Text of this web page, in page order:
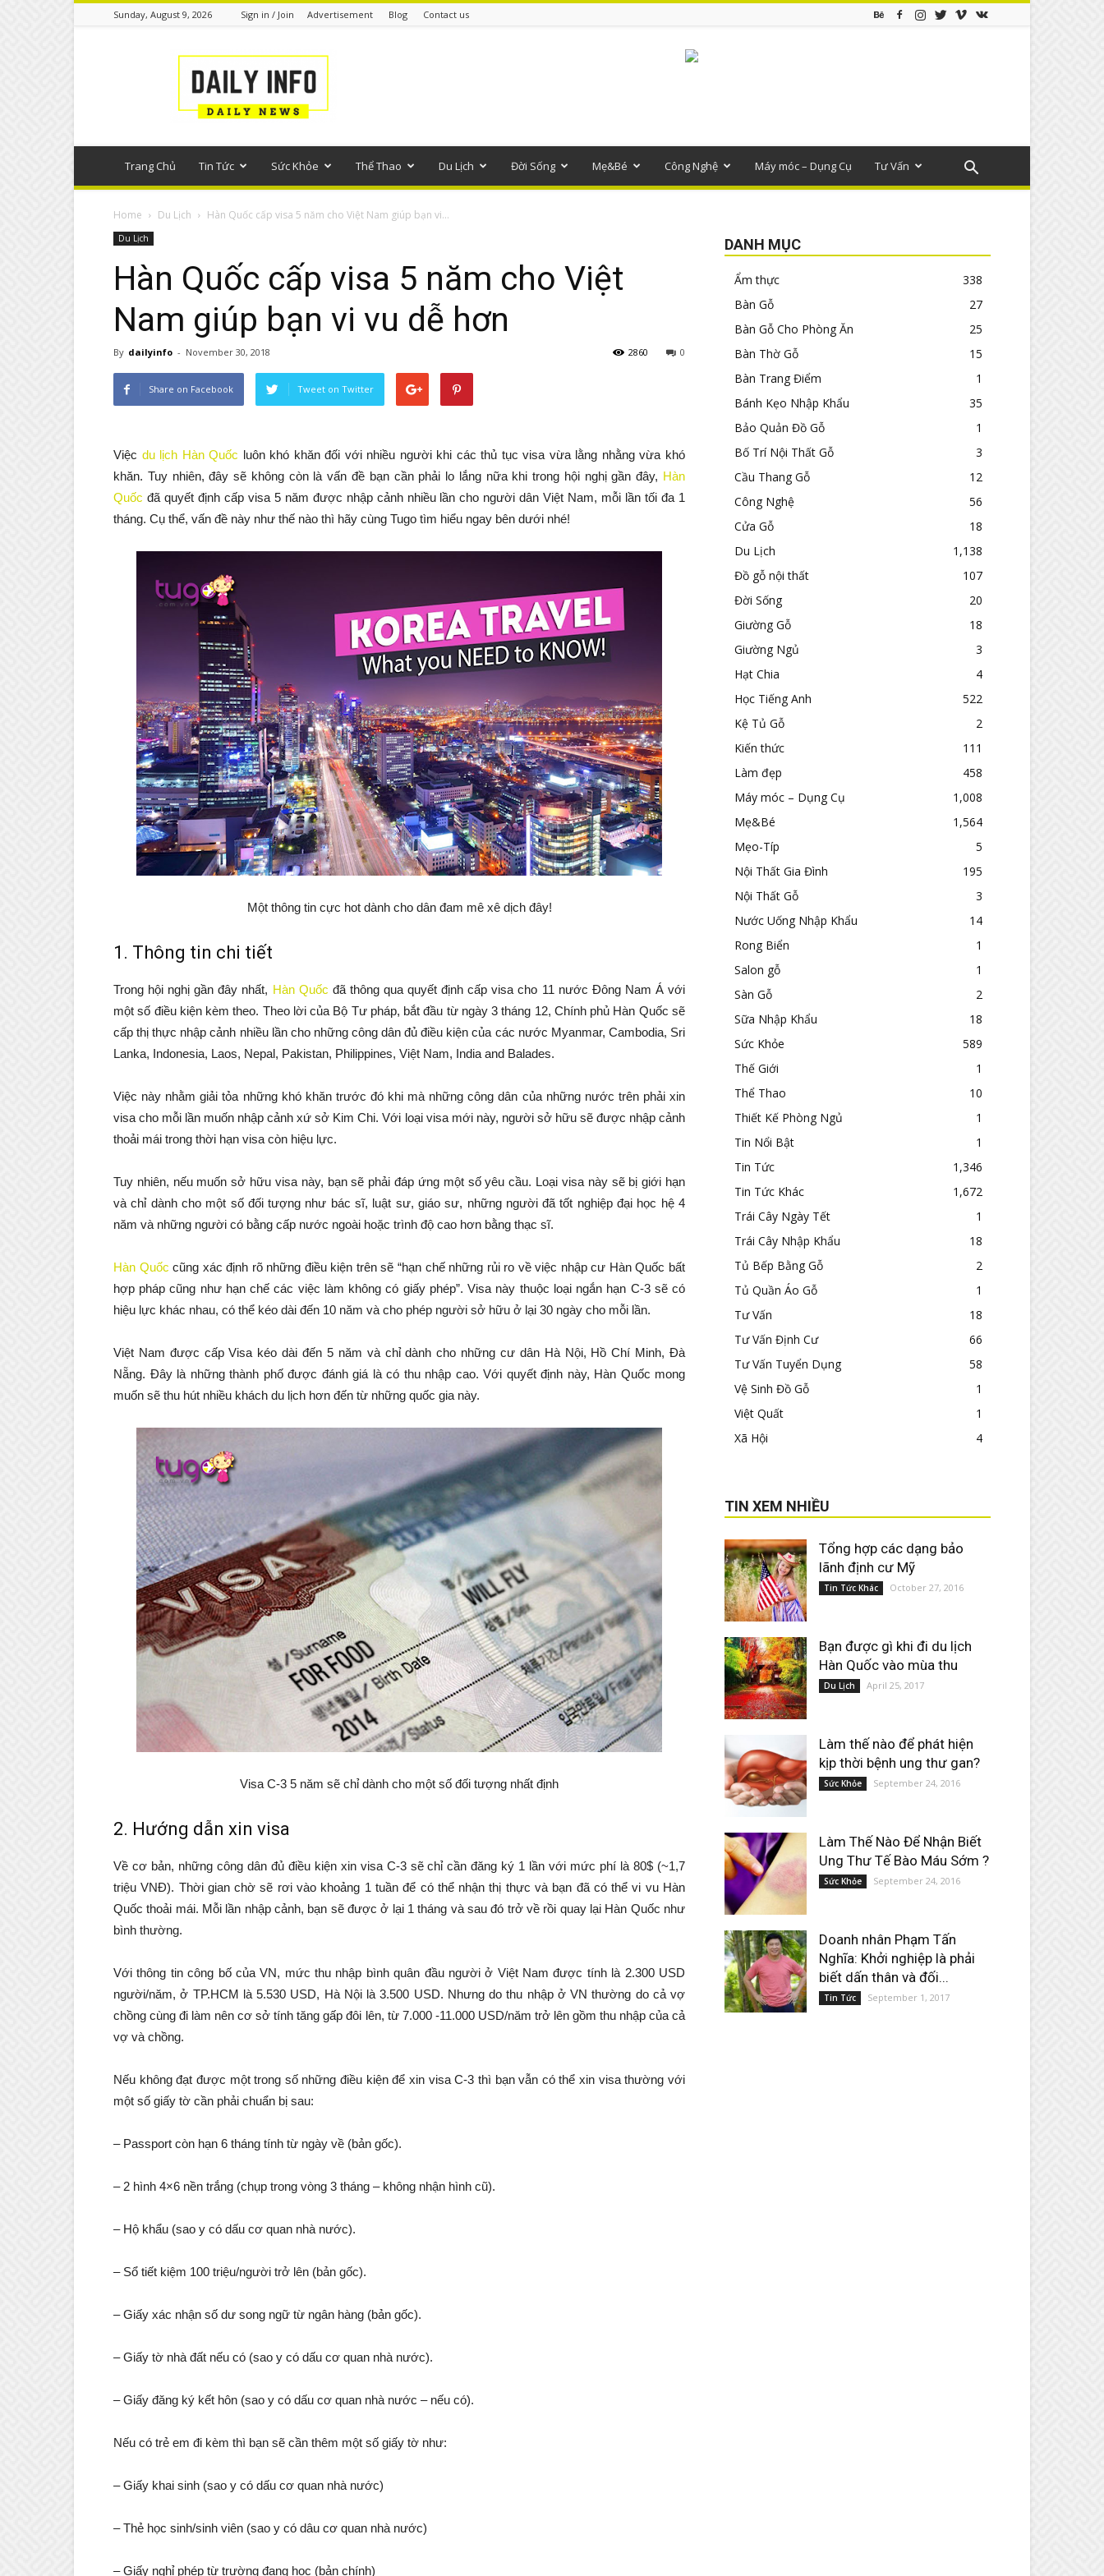
Sunday, August 9, 2026 Sign in / Join Advertisement Blog Contact us
thông
Trang Chủ Tin Tức Sức Khỏe Thể Thao Du Lịch Đời Sống Mẹ&Bé Công Nghệ Máy móc – Dụng Cụ Tư Vấn
Home Du Lịch Hàn Quốc cấp visa 5 năm cho Việt Nam giúp bạn vi...
Du Lịch
Hàn Quốc cấp visa 5 năm cho Việt
Nam giúp bạn vi vu dễ hơn
By dailyinfo - November 30, 2018 0
2860
Share on Facebook Tweet on Twitter
Việc du lịch Hàn Quốc luôn khó khăn đối với nhiều người khi các thủ tục visa vừa lằng nhằng vừa khó
khăn. Tuy nhiên, đây sẽ không còn là vấn đề bạn cần phải lo lắng nữa khi trong hội nghị gần đây, Hàn
Quốc đã quyết định cấp visa 5 năm được nhập cảnh nhiều lần cho người dân Việt Nam, mỗi lần tối đa 1
tháng. Cụ thể, vấn đề này như thế nào thì hãy cùng Tugo tìm hiểu ngay bên dưới nhé!
Một thông tin cực hot dành cho dân đam mê xê dịch đây!
1. Thông tin chi tiết
Trong hội nghị gần đây nhất, Hàn Quốc đã thông qua quyết định cấp visa cho 11 nước Đông Nam Á với
một số điều kiện kèm theo. Theo lời của Bộ Tư pháp, bắt đầu từ ngày 3 tháng 12, Chính phủ Hàn Quốc sẽ
cấp thị thực nhập cảnh nhiều lần cho những công dân đủ điều kiện của các nước Myanmar, Cambodia, Sri
Lanka, Indonesia, Laos, Nepal, Pakistan, Philippines, Việt Nam, India and Balades.
Việc này nhằm giải tỏa những khó khăn trước đó khi mà những công dân của những nước trên phải xin
visa cho mỗi lần muốn nhập cảnh xứ sở Kim Chi. Với loại visa mới này, người sở hữu sẽ được nhập cảnh
thoải mái trong thời hạn visa còn hiệu lực.
Tuy nhiên, nếu muốn sở hữu visa này, bạn sẽ phải đáp ứng một số yêu cầu. Loại visa này sẽ bị giới hạn
và chỉ dành cho một số đối tượng như bác sĩ, luật sư, giáo sư, những người đã tốt nghiệp đại học hệ 4
năm và những người có bằng cấp nước ngoài hoặc trình độ cao hơn bằng thạc sĩ.
Hàn Quốc cũng xác định rõ những điều kiện trên sẽ “hạn chế những rủi ro về việc nhập cư Hàn Quốc bất
hợp pháp cũng như hạn chế các việc làm không có giấy phép”. Visa này thuộc loại ngắn hạn C-3 sẽ có
hiệu lực khác nhau, có thể kéo dài đến 10 năm và cho phép người sở hữu ở lại 30 ngày cho mỗi lần.
Việt Nam được cấp Visa kéo dài đến 5 năm và chỉ dành cho những cư dân Hà Nội, Hồ Chí Minh, Đà
Nẵng. Đây là những thành phố được đánh giá là có thu nhập cao. Với quyết định này, Hàn Quốc mong
muốn sẽ thu hút nhiều khách du lịch hơn đến từ những quốc gia này.
Visa C-3 5 năm sẽ chỉ dành cho một số đối tượng nhất định
2. Hướng dẫn xin visa
Về cơ bản, những công dân đủ điều kiện xin visa C-3 sẽ chỉ cần đăng ký 1 lần với mức phí là 80$ (~1,7
triệu VNĐ). Thời gian chờ sẽ rơi vào khoảng 1 tuần để có thể nhận thị thực và bạn đã có thể vi vu Hàn
Quốc thoải mái. Mỗi lần nhập cảnh, bạn sẽ được ở lại 1 tháng và sau đó trở về rồi quay lại Hàn Quốc như
bình thường.
Với thông tin công bố của VN, mức thu nhập bình quân đầu người ở Việt Nam được tính là 2.300 USD
người/năm, ở TP.HCM là 5.530 USD, Hà Nội là 3.500 USD. Nhưng do thu nhập ở VN thường do cả vợ
chồng cùng đi làm nên cơ sở tính tăng gấp đôi lên, từ 7.000 -11.000 USD/năm trở lên gồm thu nhập của cả
vợ và chồng.
Nếu không đạt được một trong số những điều kiện để xin visa C-3 thì bạn vẫn có thể xin visa thường với
một số giấy tờ cần phải chuẩn bị sau:
– Passport còn hạn 6 tháng tính từ ngày về (bản gốc).
– 2 hình 4×6 nền trắng (chụp trong vòng 3 tháng – không nhận hình cũ).
– Hộ khẩu (sao y có dấu cơ quan nhà nước).
– Sổ tiết kiệm 100 triệu/người trở lên (bản gốc).
– Giấy xác nhận số dư song ngữ từ ngân hàng (bản gốc).
– Giấy tờ nhà đất nếu có (sao y có dấu cơ quan nhà nước).
– Giấy đăng ký kết hôn (sao y có dấu cơ quan nhà nước – nếu có).
Nếu có trẻ em đi kèm thì bạn sẽ cần thêm một số giấy tờ như:
– Giấy khai sinh (sao y có dấu cơ quan nhà nước)
– Thẻ học sinh/sinh viên (sao y có dâu cơ quan nhà nước)
– Giấy nghỉ phép từ trường đang học (bản chính)
DANH MỤC
Ẩm thực
338
Bàn Gỗ
27
Bàn Gỗ Cho Phòng Ăn
25
Bàn Thờ Gỗ
15
Bàn Trang Điểm
1
Bánh Kẹo Nhập Khẩu
35
Bảo Quản Đồ Gỗ
1
Bố Trí Nội Thất Gỗ
3
Cầu Thang Gỗ
12
Công Nghệ
56
Cửa Gỗ
18
Du Lịch
1,138
Đồ gỗ nội thất
107
Đời Sống
20
Giường Gỗ
18
Giường Ngủ
3
Hạt Chia
4
Học Tiếng Anh
522
Kệ Tủ Gỗ
2
Kiến thức
111
Làm đẹp
458
Máy móc – Dụng Cụ
1,008
Mẹ&Bé
1,564
Mẹo-Típ
5
Nội Thất Gia Đình
195
Nội Thất Gỗ
3
Nước Uống Nhập Khẩu
14
Rong Biển
1
Salon gỗ
1
Sàn Gỗ
2
Sữa Nhập Khẩu
18
Sức Khỏe
589
Thế Giới
1
Thể Thao
10
Thiết Kế Phòng Ngủ
1
Tin Nổi Bật
1
Tin Tức
1,346
Tin Tức Khác
1,672
Trái Cây Ngày Tết
1
Trái Cây Nhập Khẩu
18
Tủ Bếp Bằng Gỗ
2
Tủ Quần Áo Gỗ
1
Tư Vấn
18
Tư Vấn Định Cư
66
Tư Vấn Tuyển Dụng
58
Vệ Sinh Đồ Gỗ
1
Việt Quất
1
Xã Hội
4
TIN XEM NHIỀU
Tổng hợp các dạng bảo
lãnh định cư Mỹ
Tin Tức Khác October 27, 2016
Bạn được gì khi đi du lịch
Hàn Quốc vào mùa thu
Du Lịch April 25, 2017
Làm thế nào để phát hiện
kịp thời bệnh ung thư gan?
Sức Khỏe September 24, 2016
Làm Thế Nào Để Nhận Biết
Ung Thư Tế Bào Máu Sớm ?
Sức Khỏe September 24, 2016
Doanh nhân Phạm Tấn
Nghĩa: Khởi nghiệp là phải
biết dấn thân và đối...
Tin Tức September 1, 2017